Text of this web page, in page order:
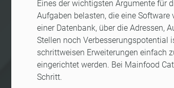
Eines der wichtigsten Argumente für
Aufgaben belasten, die eine
einer Datenbank, über die Adressen,
Stellen noch Verbesserungspotential
schrittweisen Erweiterungen einfach
eingerichtet werden. Bei Mainfood
Schritt.